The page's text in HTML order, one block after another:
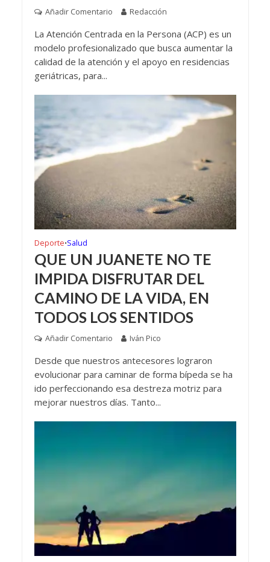
Añadir Comentario Redacción
La Atención Centrada en la Persona (ACP) es un
modelo profesionalizado que busca aumentar la
calidad de la atención y el apoyo en residencias
geriátricas, para...
Deporte•Salud
QUE UN JUANETE NO TE
IMPIDA DISFRUTAR DEL
CAMINO DE LA VIDA, EN
TODOS LOS SENTIDOS
Añadir Comentario Iván Pico
Desde que nuestros antecesores lograron
evolucionar para caminar de forma bípeda se ha
ido perfeccionando esa destreza motriz para
mejorar nuestros días. Tanto...